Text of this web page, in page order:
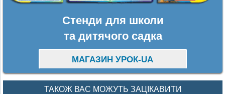
Стенди для школи
та дитячого садка
МАГАЗИН УРОК-UA
ТАКОЖ ВАС МОЖУТЬ ЗАЦІКАВИТИ